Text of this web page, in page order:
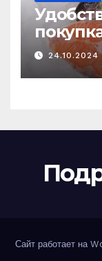
рыбы
24.10.2024
Сайт работает на